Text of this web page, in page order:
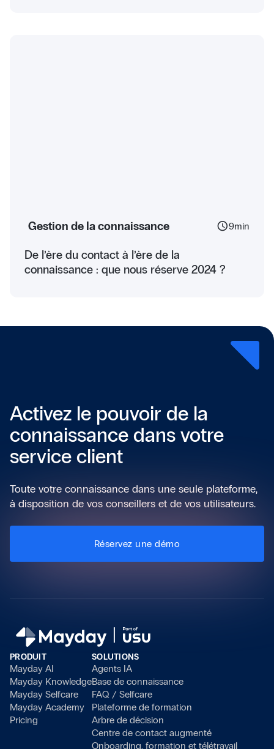
Gestion de la connaissance schedule9min
De l’ère du contact à l’ère de la
connaissance : que nous réserve 2024 ?
Activez le pouvoir de la
connaissance dans votre
service client
Toute votre connaissance dans une seule plateforme,
à disposition de vos conseillers et de vos utilisateurs.
Réservez une démo
PRODUIT
Mayday AI
Mayday Knowledge
Mayday Selfcare
Mayday Academy
Pricing
SOLUTIONS
Agents IA
Base de connaissance
FAQ / Selfcare
Plateforme de formation
Arbre de décision
Centre de contact augmenté
Onboarding, formation et télétravail